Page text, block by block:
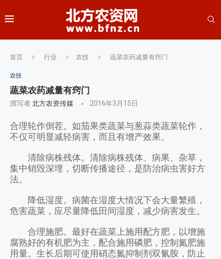
首页 行业 农技 蔬菜农药减量有窍门
农技
蔬菜农药减量有窍门
撰写者北方农资传媒 2016年3月15日
合理轮作倒茬。如茄果类蔬菜与葱蒜类蔬菜轮作，
不仅可明显减轻病害，而且有增产效果。
清除病株残体。清除病株残体、病果、杂草，
集中销毁深埋，切断传播途径，是防治病虫害好方
法。
降低湿度。病菌在湿度大情况下会大量繁殖，
危害蔬菜，应尽量降低田间湿度，减少病害发生。
合理施肥。最好在蔬菜上施用配方肥，以增施
腐熟好的有机肥为主，配合施用磷肥，控制氮肥施
用量。生长后期可使用硝态氮抑制剂双氰胺，防止